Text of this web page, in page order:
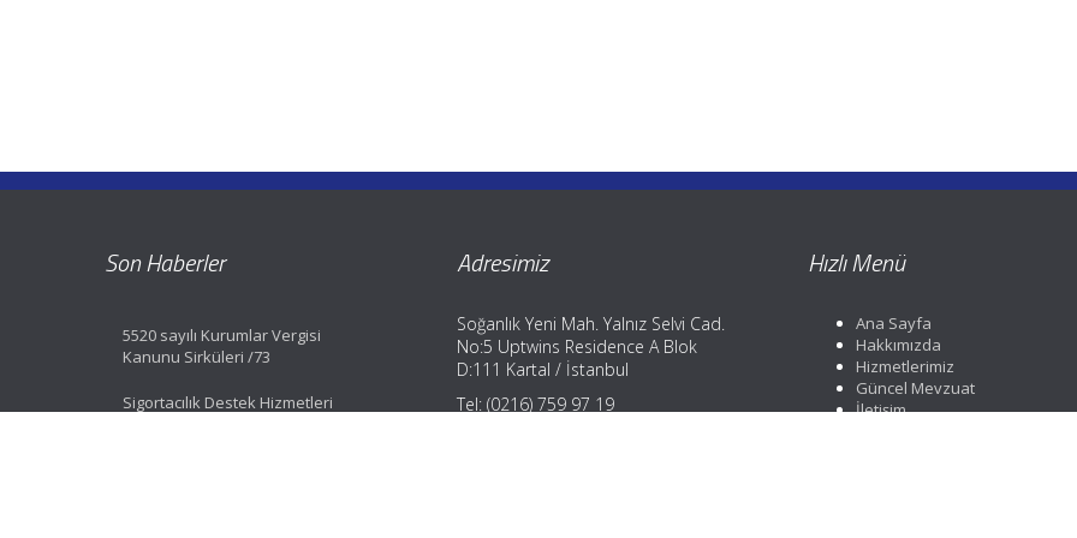
Son Haberler
5520 sayılı Kurumlar Vergisi
Kanunu Sirküleri /73
Sigortacılık Destek Hizmetleri
Adresimiz
Soğanlık Yeni Mah. Yalnız Selvi Cad.
No:5 Uptwins Residence A Blok
D:111 Kartal / İstanbul
Tel: (0216) 759 97 19
Hızlı Menü
Ana Sayfa
Hakkımızda
Hizmetlerimiz
Güncel Mevzuat
İletişim